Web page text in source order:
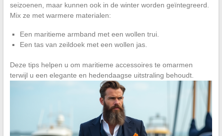
seizoenen, maar kunnen ook in de winter worden geïntegreerd.
Mix ze met warmere materialen:
Een maritieme armband met een wollen trui.
Een tas van zeildoek met een wollen jas.
Deze tips helpen u om maritieme accessoires te omarmen
terwijl u een elegante en hedendaagse uitstraling behoudt.